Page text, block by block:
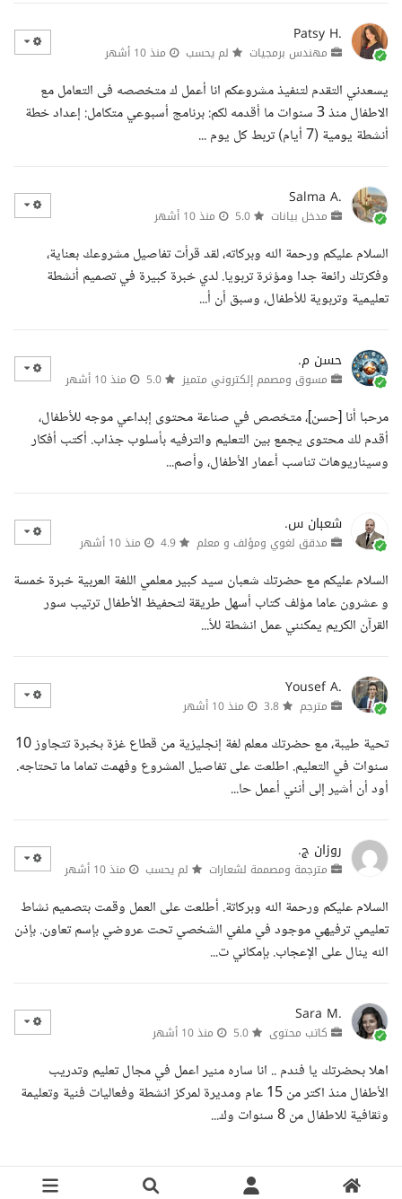
Patsy H.
مهندس برمجيات لم يحسب منذ 10 أشهر
يسعدني التقدم لتنفيذ مشروعكم انا أعمل ك متخصصه فى التعامل مع
الاطفال منذ 3 سنوات ما أقدمه لكم: برنامج أسبوعي متكامل: إعداد خطة
أنشطة يومية (7 أيام) تربط كل يوم ...
Salma A.
مدخل بيانات منذ 10 أشهر
السلام عليكم ورحمة الله وبركاته، لقد قرأت تفاصيل مشروعك بعناية،
وفكرتك رائعة جدا ومؤثرة تربويا. لدي خبرة كبيرة في تصميم أنشطة
تعليمية وتربوية للأطفال، وسبق أن أ...
حسن م.
مسوق ومصمم إلكتروني متميز منذ 10 أشهر
مرحبا أنا [حسن]، متخصص في صناعة محتوى إبداعي موجه للأطفال،
أقدم لك محتوى يجمع بين التعليم والترفيه بأسلوب جذاب. أكتب أفكار
وسيناريوهات تناسب أعمار الأطفال، وأصم...
شعبان س.
مدقق لغوي ومؤلف و معلم منذ 10 أشهر
السلام عليكم مع حضرتك شعبان سيد كبير معلمي اللغة العربية خبرة خمسة
و عشرون عاما مؤلف كتاب أسهل طريقة لتحفيظ الأطفال ترتيب سور
القرآن الكريم يمكنني عمل انشطة للأ...
Yousef A.
مترجم منذ 10 أشهر
تحية طيبة، مع حضرتك معلم لغة إنجليزية من قطاع غزة بخبرة تتجاوز 10
سنوات في التعليم. اطلعت على تفاصيل المشروع وفهمت تماما ما تحتاجه.
أود أن أشير إلى أنني أعمل حا...
روزان ج.
مترجمة ومصممة لشعارات لم يحسب منذ 10 أشهر
السلام عليكم ورحمة الله وبركاتة. أطلعت على العمل وقمت بتصميم نشاط
تعليمي ترفيهي موجود في ملفي الشخصي تحت عروضي بإسم تعاون. بإذن
الله ينال على الإعجاب. بإمكاني ت...
Sara M.
كاتب محتوى منذ 10 أشهر
اهلا بحضرتك يا فندم .. انا ساره منير اعمل في مجال تعليم وتدريب
الأطفال منذ اكتر من 15 عام ومديرة لمركز انشطة وفعاليات فنية وتعليمة
وثقافية للاطفال من 8 سنوات وك...